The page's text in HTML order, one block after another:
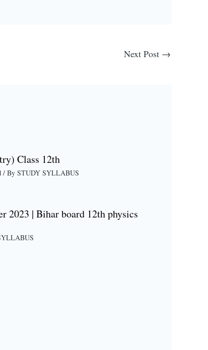
Next Post →
Class 12th
/ By STUDY SYLLABUS
2023 | Bihar board 12th physics